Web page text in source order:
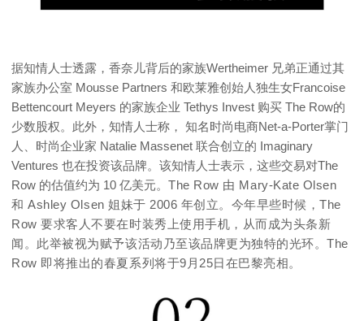
据知情人士透露，香奈儿背后的家族Wertheimer 兄弟正通过其
家族办公室 Mousse Partners 和欧莱雅创始人独生女Francoise
Bettencourt Meyers 的家族企业 Tethys Invest 购买 The Row的
少数股权。此外，知情人士称， 知名时尚电商Net-a-Porter掌门
人、时尚企业家 Natalie Massenet 联合创立的 Imaginary
Ventures 也在投资该品牌。该知情人士表示，这些交易对The
Row 的估值约为 10 亿美元。The Row 由 Mary-Kate Olsen
和 Ashley Olsen 姐妹于 2006 年创立。 今年早些时候，The
Row 要求客人不要在时装秀上使用手机，从而成为头条新
闻。 此举被视为赋予该活动乃至该品牌更为独特的光环。The
Row 即将推出的春夏系列将于9月25日在巴黎亮相。